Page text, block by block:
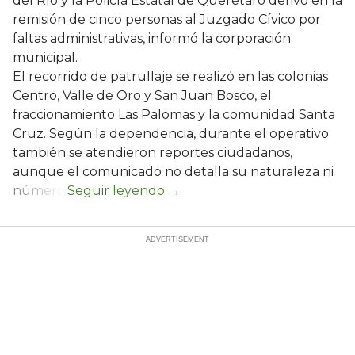
remisión de cinco personas al Juzgado Cívico por
faltas administrativas, informó la corporación
municipal.
El recorrido de patrullaje se realizó en las colonias
Centro, Valle de Oro y San Juan Bosco, el
fraccionamiento Las Palomas y la comunidad Santa
Cruz. Según la dependencia, durante el operativo
también se atendieron reportes ciudadanos,
aunque el comunicado no detalla su naturaleza ni
número.